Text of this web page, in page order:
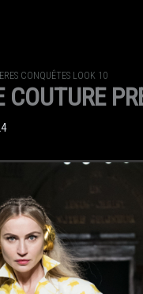
CONQUÊTES LOOK 10